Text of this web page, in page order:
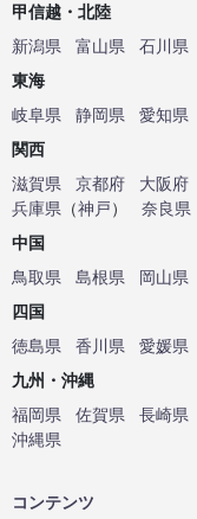
甲信越・北陸
新潟県
富山県 石川県
東海
岐阜県
静岡県 愛知県
関西
滋賀県
京都府 大阪府
兵庫県 （神戸） 奈良県
中国
鳥取県
島根県 岡山県
四国
徳島県
香川県 愛媛県
九州・沖縄
福岡県
佐賀県 長崎県
沖縄県
コンテンツ